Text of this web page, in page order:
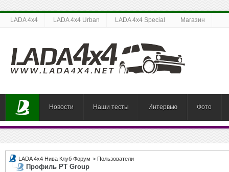
LADA 4x4 LADA 4x4 Urban LADA 4x4 Special Магазин
Новости Наши тесты Интервью Фото
LADA 4x4 Нива Клуб Форум > Пользователи
Профиль PT Group